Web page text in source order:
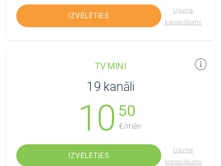
IZVĒLĒTIES
Līguma
kopsavilkums
TV MINI
19 kanāli
10 50
€/mēn.
IZVĒLĒTIES
Līguma
kopsavilkums